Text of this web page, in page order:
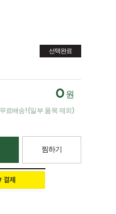
선택완료
료배송! (일부 품목 제외)
0원
찜하기